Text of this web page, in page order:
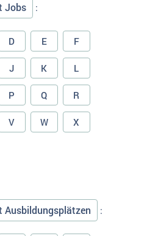
Jobs :
D E F
J K L
P Q R
V W X
Ausbildungsplätzen :